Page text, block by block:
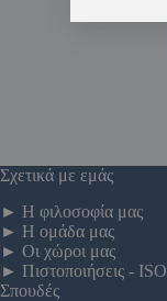
Σχετικά με εμάς
► Η φιλοσοφία μας
► Η ομάδα μας
► Οι χώροι μας
► Πιστοποιήσεις - ISO
Σπουδές